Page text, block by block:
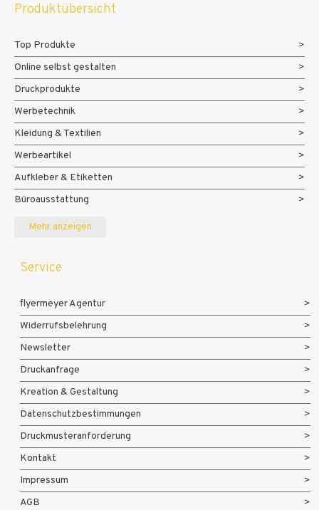
Produktübersicht
Top Produkte
Online selbst gestalten
Druckprodukte
Werbetechnik
Kleidung & Textilien
Werbeartikel
Aufkleber & Etiketten
Büroausstattung
Messe- und Eventmaterialien
Mehr anzeigen
Service
flyermeyer Agentur
Widerrufsbelehrung
Newsletter
Druckanfrage
Kreation & Gestaltung
Datenschutzbestimmungen
Druckmusteranforderung
Kontakt
Impressum
AGB